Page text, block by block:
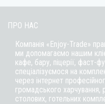
ПРО НАС
Компанія «Enjoy-Trade»
ми допомагаємо нашим
кафе, бару, піцерії, фаст-
спеціалізуємося на
через інтернет
громадського харчування,
столових, готельних